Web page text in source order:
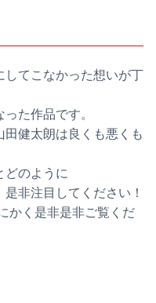
てこなかった想いが丁
た作品です。
健太朗は良くも悪くも
どのように
非注目してください！
かく是非是非ご覧くだ